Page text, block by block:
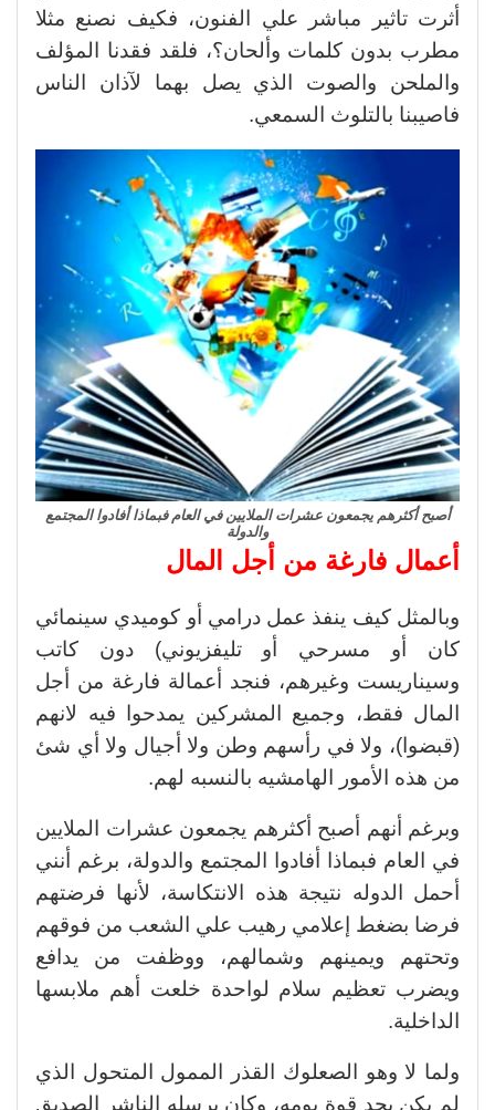
أثرت تاثير مباشر علي الفنون، فكيف نصنع مثلا
مطرب بدون كلمات وألحان؟، فلقد فقدنا المؤلف
والملحن والصوت الذي يصل بهما لآذان الناس
فاصيبنا بالتلوث السمعي.
أصبح أكثرهم يجمعون عشرات الملايين في العام فبماذا أفادوا المجتمع
والدولة
أعمال فارغة من أجل المال
وبالمثل كيف ينفذ عمل درامي أو كوميدي سينمائي
كان أو مسرحي أو تليفزيوني) دون كاتب
وسيناريست وغيرهم، فنجد أعمالة فارغة من أجل
المال فقط، وجميع المشركين يمدحوا فيه لانهم
(قبضوا)، ولا في رأسهم وطن ولا أجيال ولا أي شئ
من هذه الأمور الهامشيه بالنسبه لهم.
وبرغم أنهم أصبح أكثرهم يجمعون عشرات الملايين
في العام فبماذا أفادوا المجتمع والدولة، برغم أنني
أحمل الدوله نتيجة هذه الانتكاسة، لأنها فرضتهم
فرضا بضغط إعلامي رهيب علي الشعب من فوقهم
وتحتهم ويمينهم وشمالهم، ووظفت من يدافع
ويضرب تعظيم سلام لواحدة خلعت أهم ملابسها
الداخلية.
ولما لا وهو الصعلوك القذر الممول المتحول الذي
لم يكن يجد قوة يومه، وكان يرسله الناشر الصديق